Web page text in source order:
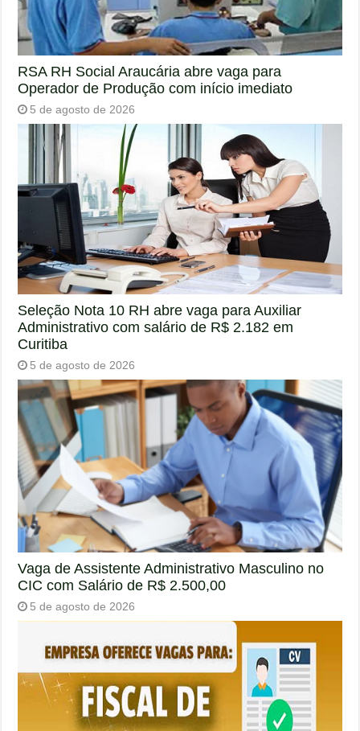
RSA RH Social Araucária abre vaga para
Operador de Produção com início imediato
5 de agosto de 2026
Seleção Nota 10 RH abre vaga para Auxiliar
Administrativo com salário de R$ 2.182 em
Curitiba
5 de agosto de 2026
Vaga de Assistente Administrativo Masculino no
CIC com Salário de R$ 2.500,00
5 de agosto de 2026